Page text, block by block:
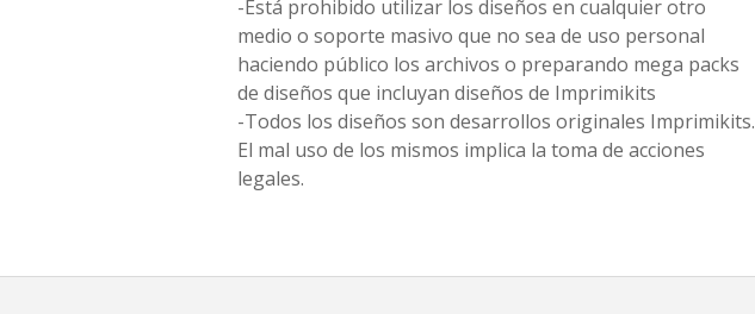
-Está prohibido utilizar los diseños en cualquier otro
medio o soporte masivo que no sea de uso personal
haciendo público los archivos o preparando mega packs
de diseños que incluyan diseños de Imprimikits
-Todos los diseños son desarrollos originales Imprimikits.
El mal uso de los mismos implica la toma de acciones
legales.